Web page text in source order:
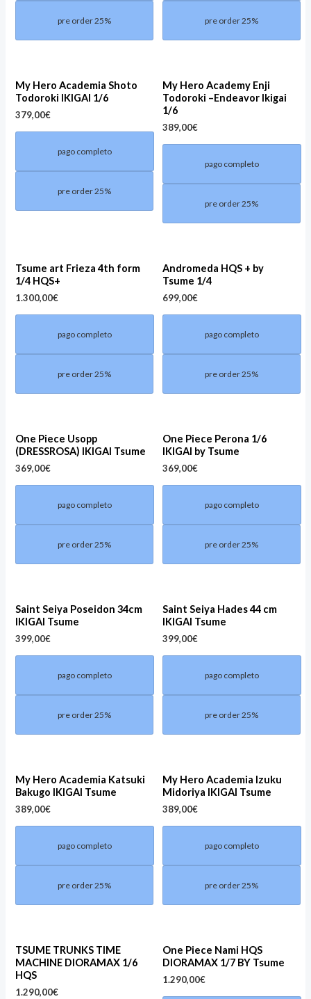
pre order 25% pre order 25%
My Hero Academia Shoto
Todoroki IKIGAI 1/6
379,00€
pago completo
pre order 25%
My Hero Academy Enji
Todoroki –Endeavor Ikigai
1/6
389,00€
pago completo
pre order 25%
Tsume art Frieza 4th form
1/4 HQS+
1.300,00€
pago completo
pre order 25%
Andromeda HQS + by
Tsume 1/4
699,00€
pago completo
pre order 25%
One Piece Usopp
(DRESSROSA) IKIGAI Tsume
369,00€
pago completo
pre order 25%
One Piece Perona 1/6
IKIGAI by Tsume
369,00€
pago completo
pre order 25%
Saint Seiya Poseidon 34cm
IKIGAI Tsume
399,00€
pago completo
pre order 25%
Saint Seiya Hades 44 cm
IKIGAI Tsume
399,00€
pago completo
pre order 25%
My Hero Academia Katsuki
Bakugo IKIGAI Tsume
389,00€
pago completo
pre order 25%
My Hero Academia Izuku
Midoriya IKIGAI Tsume
389,00€
pago completo
pre order 25%
TSUME TRUNKS TIME
MACHINE DIORAMAX 1/6
HQS
1.290,00€
One Piece Nami HQS
DIORAMAX 1/7 BY Tsume
1.290,00€